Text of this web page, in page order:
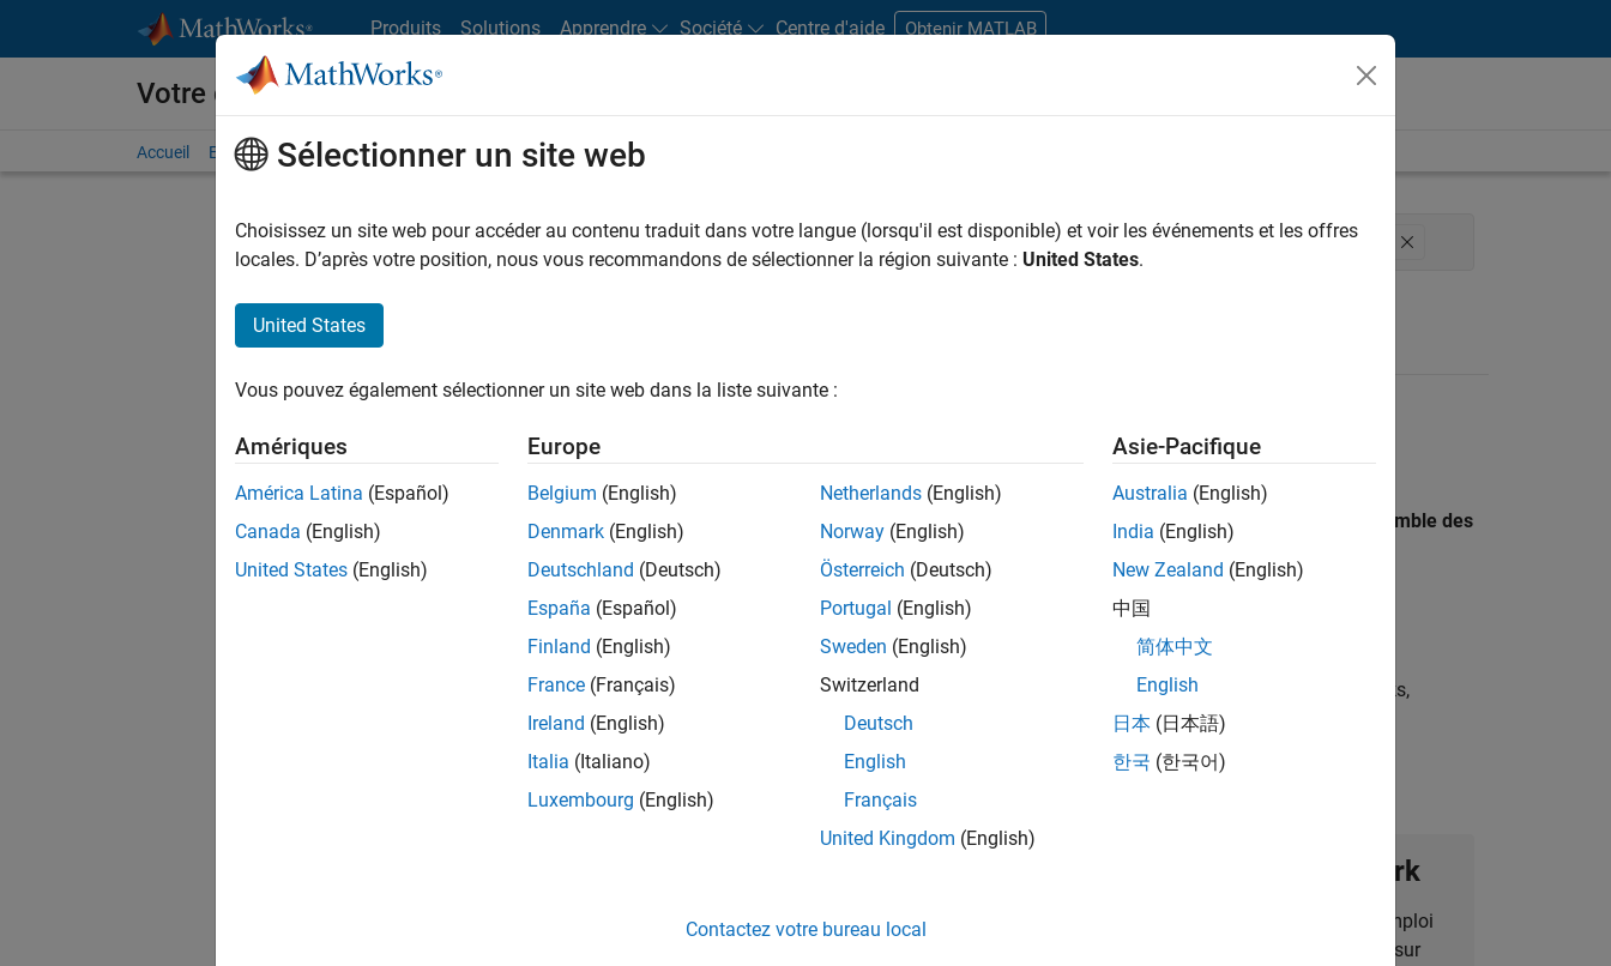
Produits Solutions Apprendre Société Centre d'aide Obtenir MATLAB
Votre carrière chez MathWorks
Accueil Explorer nos opportunités Adresses de nos bureaux Étudiants et carrières
FILTRER PAR Programme destiné aux nouvelles carrières (EDG) Ingénierie de la qualité Rédaction technique Expérience utilisateur
Les descriptions de poste n’ont pas toutes été traduites. Effectuez une recherche par lieu pour trouver l’ensemble des
opportunités de votre région.
Senior Software Quality Engineer
Senior Software Quality Engineer
FR-Meudon| Ingénierie de la qualité | Expérimenté(e)
Leverage your C/C++ development skills to design and develop test strategies, scalable test frameworks,
automated test suites, Hands-on testing for Polyspace.
1
Rejoignez notre Talent Network
Recevez des alertes pour des opportunités d'emploi
personnalisées, des articles et des actualités sur
Sélectionner un site web
Choisissez un site web pour accéder au contenu traduit dans votre langue (lorsqu'il est disponible) et voir les événements et les offres
locales. D’après votre position, nous vous recommandons de sélectionner la région suivante : United States.
United States
Vous pouvez également sélectionner un site web dans la liste suivante :
Amériques
América Latina (Español)
Canada (English)
United States (English)
Europe
Belgium (English)
Denmark (English)
Deutschland (Deutsch)
España (Español)
Finland (English)
France (Français)
Ireland (English)
Italia (Italiano)
Luxembourg (English)
Netherlands (English)
Norway (English)
Österreich (Deutsch)
Portugal (English)
Sweden (English)
Switzerland
Deutsch
English
Français
United Kingdom (English)
Asie-Pacifique
Australia (English)
India (English)
New Zealand (English)
中国
简体中文
English
日本 (日本語)
한국 (한국어)
Contactez votre bureau local